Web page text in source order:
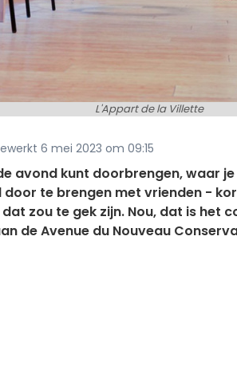
L'Appart de la Villette
6 mei 2023 om 09:15
avond kunt doorbrengen, waar
te brengen met vrienden -
zou te gek zijn. Nou, dat is het
de Avenue du Nouveau